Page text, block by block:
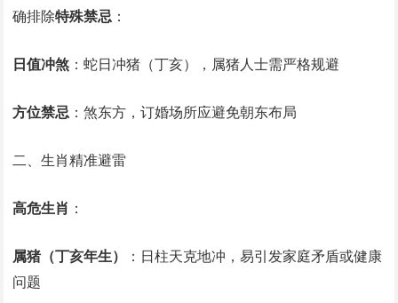
确排除‌特殊禁忌 ‌：
日值冲煞 ‌：蛇日冲猪（丁亥），属猪人士需严格规避
方位禁忌 ‌：煞东方，订婚场所应避免朝东布局
二、生肖精准避雷
高危生肖 ‌：
属猪（丁亥年生）
‌：日柱天克地冲，易引发家庭矛盾或健康
问题